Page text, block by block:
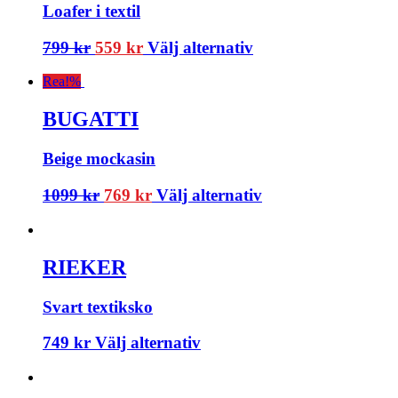
Loafer i textil
799kr 559 kr Välj alternativ
Rea!%
BUGATTI
Beige mockasin
1099kr 769 kr Välj alternativ
RIEKER
Svart textiksko
749 kr Välj alternativ